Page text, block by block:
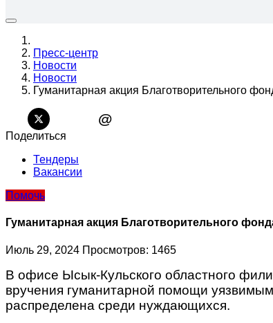
Пресс-центр
Новости
Новости
Гуманитарная акция Благотворительного
@
Поделиться
Тендеры
Вакансии
Помочь
Гуманитарная акция Благотворительного
Июль 29, 2024 Просмотров: 1465
В офисе Ысык-Кульского областного
вручения гуманитарной помощи
распределена среди нуждающихся.